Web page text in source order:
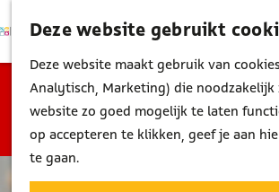
Deze website gebruikt
Deze website maakt gebruik van
Analytisch, Marketing) die noodzakelijk
website zo goed mogelijk te laten
op accepteren te klikken, geef je aan
te gaan.
G
a
K
a
r
t
Z
e
k
e
n
M
e
n
u
Sorry, deze activiteit is niet meer
Bekijk hetactuele aanbodvoor
opties.